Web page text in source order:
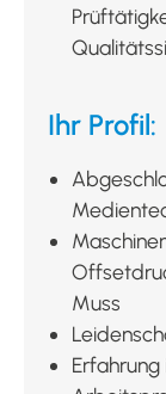
Ihr Profil:
Muss